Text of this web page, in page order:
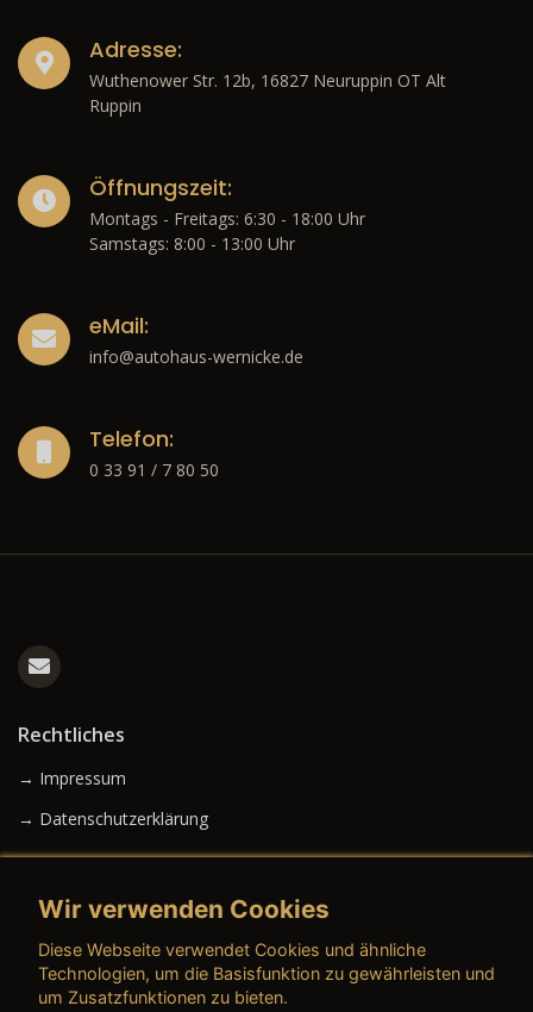
Adresse:
Wuthenower Str. 12b, 16827 Neuruppin OT Alt
Ruppin
Öffnungszeit:
Montags - Freitags: 6:30 - 18:00 Uhr
Samstags: 8:00 - 13:00 Uhr
eMail:
info@autohaus-wernicke.de
Telefon:
0 33 91 / 7 80 50
Rechtliches
→ Impressum
→ Datenschutzerklärung
→ AGB (Gebrauchtwagen)
Wir verwenden Cookies
Diese Webseite verwendet Cookies und ähnliche
Technologien, um die Basisfunktion zu gewährleisten und
um Zusatzfunktionen zu bieten.